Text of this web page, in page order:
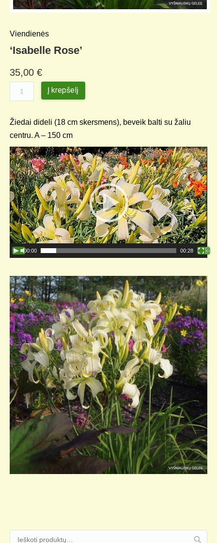
Viendienės
‘Isabelle Rose’
35,00 €
Į krepšelį
Žiedai dideli (18 cm skersmens), beveik balti su žaliu
centru. A – 150 cm
Video
grotuvas
00:00 00:28